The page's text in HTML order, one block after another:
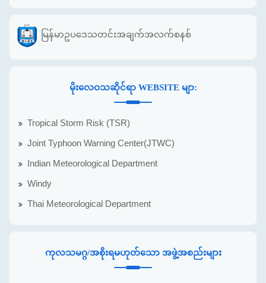
မြန်မာဥပဒေသတင်းအချက်အလက်စနစ်
မိုးလေဝသဆိုင်ရာ WEBSITE မျာ:
Tropical Storm Risk (TSR)
Joint Typhoon Warning Center(JTWC)
Indian Meteorological Department
Windy
Thai Meteorological Department
ကုလသမဂ္ဂ/အစိုးရမဟုတ်သော အဖွဲ့အစည်းများ